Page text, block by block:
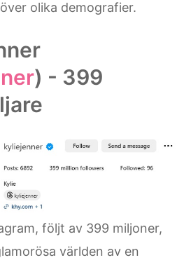
olika demografier.
) - 399
följt av 399 miljoner,
världen av en